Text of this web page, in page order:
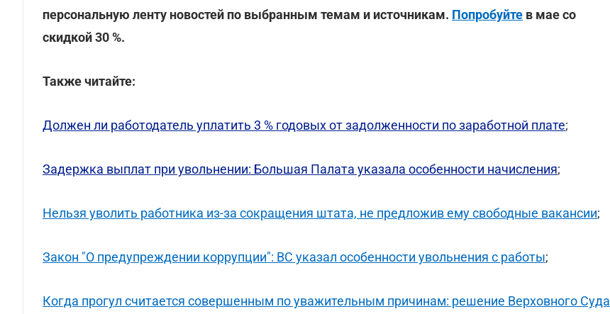
персональную ленту новостей по выбранным темам и источникам. Попробуйте в мае со
скидкой 30 %.
Также читайте:
Должен ли работодатель уплатить 3 % годовых от задолженности по заработной плате;
Задержка выплат при увольнении: Большая Палата указала особенности начисления;
Нельзя уволить работника из-за сокращения штата, не предложив ему свободные вакансии;
Закон "О предупреждении коррупции": ВС указал особенности увольнения с работы;
Когда прогул считается совершенным по уважительным причинам: решение Верховного Суда